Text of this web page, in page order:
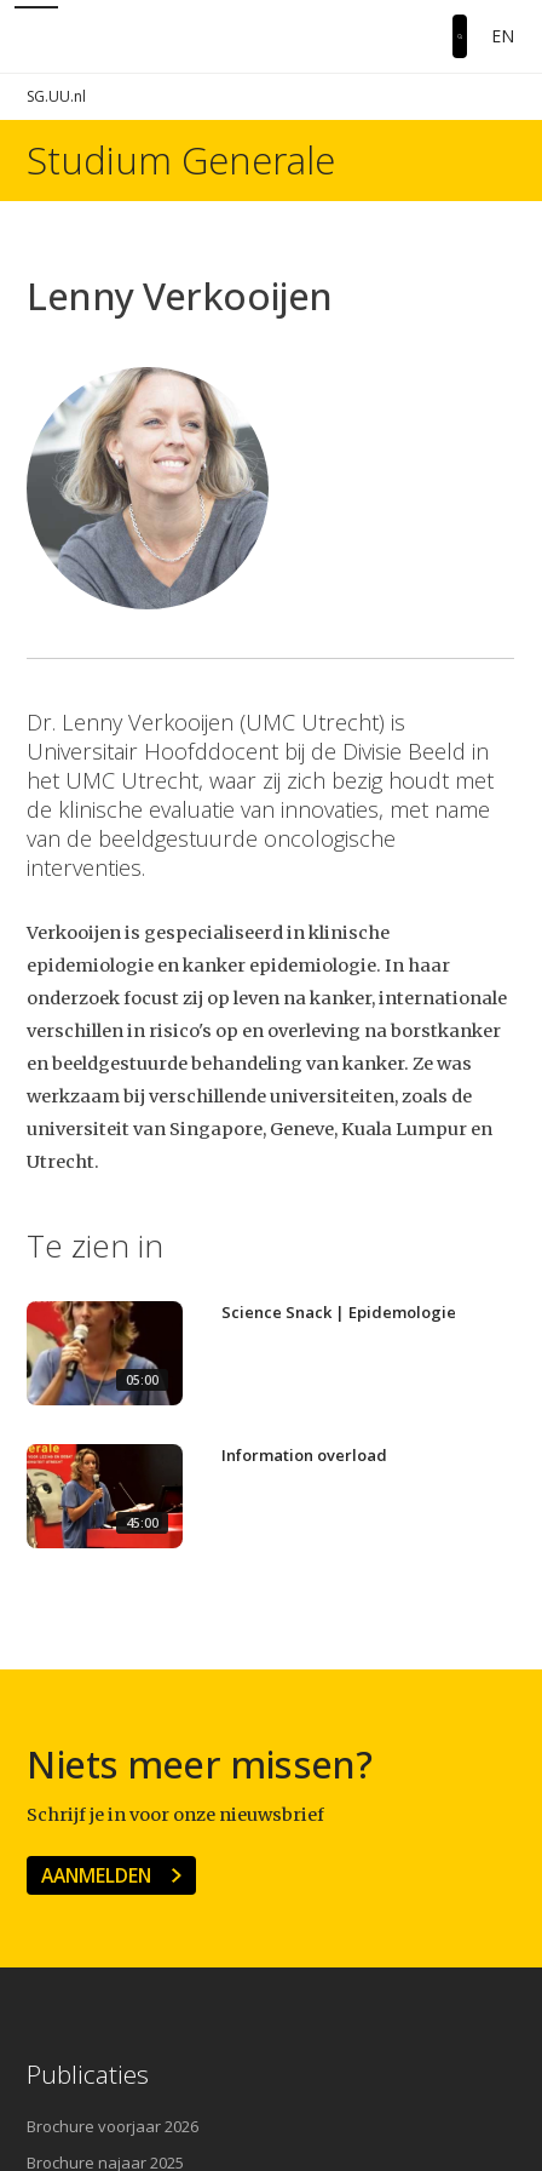
Agenda
Artikelen
EN
SG.UU.nl
Studium Generale
Lenny Verkooijen
Dr. Lenny Verkooijen (UMC Utrecht) is
Universitair Hoofddocent bij de Divisie Beeld in
het UMC Utrecht, waar zij zich bezig houdt met
de klinische evaluatie van innovaties, met name
van de beeldgestuurde oncologische
interventies.
Verkooijen is gespecialiseerd in klinische
epidemiologie en kanker epidemiologie. In haar
onderzoek focust zij op leven na kanker, internationale
verschillen in risico's op en overleving na borstkanker
en beeldgestuurde behandeling van kanker. Ze was
werkzaam bij verschillende universiteiten, zoals de
universiteit van Singapore, Geneve, Kuala Lumpur en
Utrecht.
Te zien in
05:00
Science Snack | Epidemologie
45:00
Information overload
Niets meer missen?
Schrijf je in voor onze nieuwsbrief
AANMELDEN
Publicaties
Brochure voorjaar 2026
Brochure najaar 2025